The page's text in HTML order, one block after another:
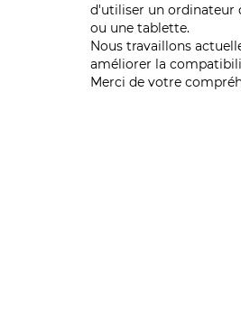
d'utiliser un ordinateur
ou une tablette.
Nous travaillons
améliorer la
Merci de votre